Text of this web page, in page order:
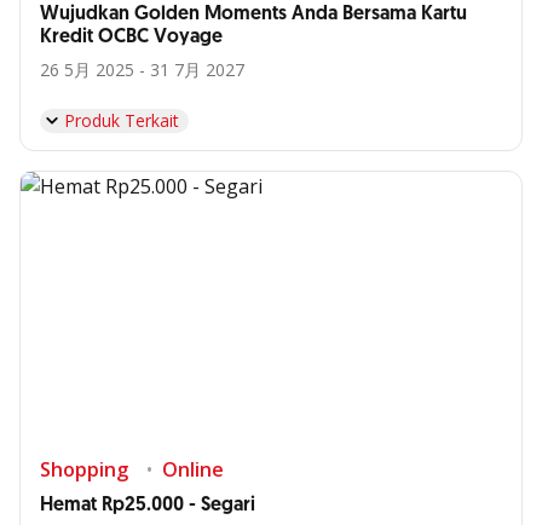
Wujudkan Golden Moments Anda Bersama Kartu
Kredit OCBC Voyage
26 5月 2025 - 31 7月 2027
Produk Terkait
Shopping Online
Hemat Rp25.000 - Segari